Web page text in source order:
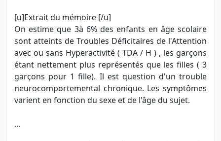
[u]Extrait du mémoire [/u]
On estime que 3à 6% des enfants en âge scolaire
sont atteints de Troubles Déficitaires de l'Attention
avec ou sans Hyperactivité ( TDA / H ) , les garçons
étant nettement plus représentés que les filles ( 3
garçons pour 1 fille). Il est question d'un trouble
neurocomportemental chronique. Les symptômes
varient en fonction du sexe et de l'âge du sujet.
...